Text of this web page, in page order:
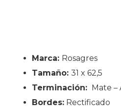
Marca: Rosagres
Tamaño: 31 x 62,5
Terminación: Mate –
Bordes: Rectificado